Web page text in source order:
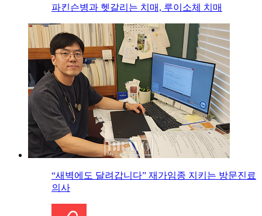
파킨슨병과 헷갈리는 치매, 루이소체 치매
“새벽에도 달려갑니다” 재가임종 지키는 방문진료
의사